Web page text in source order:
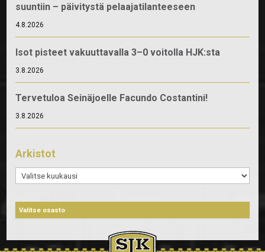
suuntiin – päivitystä pelaajatilanteeseen
4.8.2026
Isot pisteet vakuuttavalla 3–0 voitolla HJK:sta
3.8.2026
Tervetuloa Seinäjoelle Facundo Costantini!
3.8.2026
Arkistot
Arkistot